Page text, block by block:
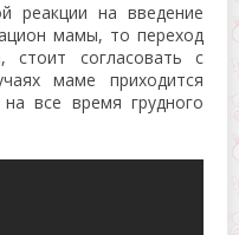
реакции на введение
мамы, то переход
согласовать с
маме приходится
все время грудного